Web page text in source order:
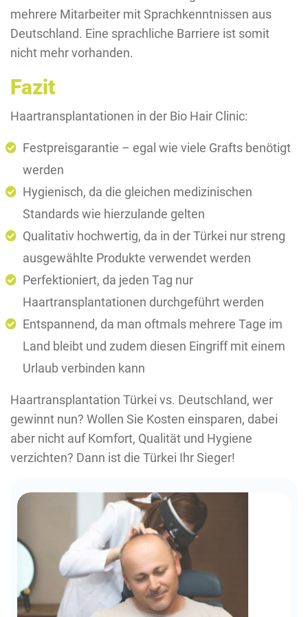
mehrere Mitarbeiter mit Sprachkenntnissen aus
Deutschland. Eine sprachliche Barriere ist somit
nicht mehr vorhanden.
Fazit
Haartransplantationen in der Bio Hair Clinic:
Festpreisgarantie – egal wie viele Grafts benötigt
werden
Hygienisch, da die gleichen medizinischen
Standards wie hierzulande gelten
Qualitativ hochwertig, da in der Türkei nur streng
ausgewählte Produkte verwendet werden
Perfektioniert, da jeden Tag nur
Haartransplantationen durchgeführt werden
Entspannend, da man oftmals mehrere Tage im
Land bleibt und zudem diesen Eingriff mit einem
Urlaub verbinden kann
Haartransplantation Türkei vs. Deutschland, wer
gewinnt nun? Wollen Sie Kosten einsparen, dabei
aber nicht auf Komfort, Qualität und Hygiene
verzichten? Dann ist die Türkei Ihr Sieger!